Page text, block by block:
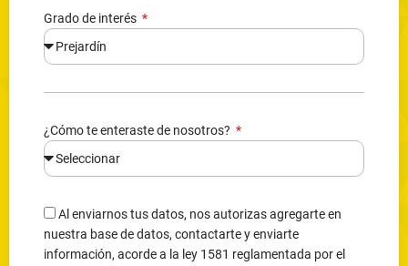
Grado de interés
¿Cómo te enteraste de nosotros?
Al enviarnos tus datos, nos autorizas agregarte en
nuestra base de datos, contactarte y enviarte
información, acorde a la ley 1581 reglamentada por el